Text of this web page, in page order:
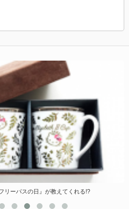
リーパスの日』が教えてくれる!?